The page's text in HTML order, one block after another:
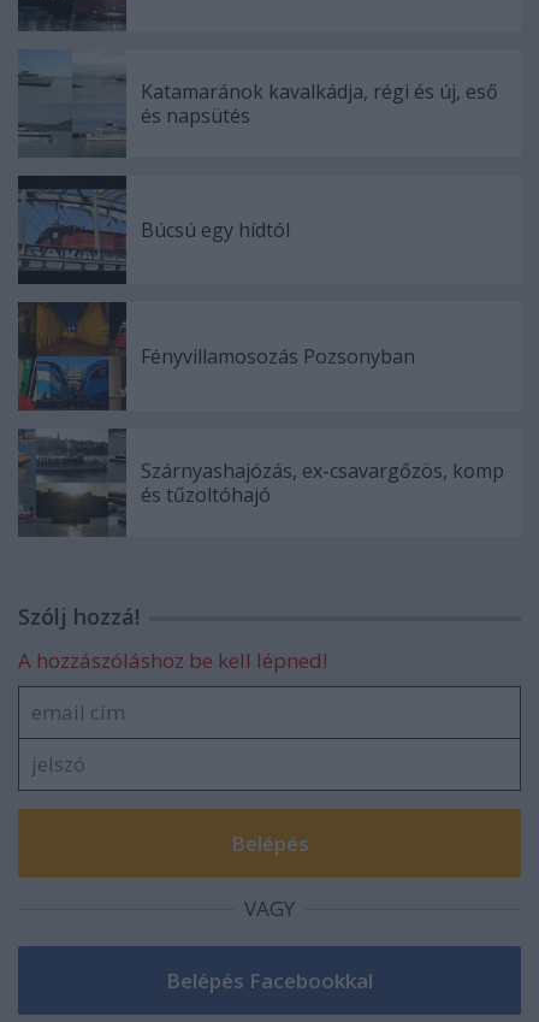
Katamaránok kavalkádja, régi és új, eső
és napsütés
Búcsú egy hídtól
Fényvillamosozás Pozsonyban
Szárnyashajózás, ex-csavargőzös, komp
és tűzoltóhajó
Szólj hozzá!
A hozzászóláshoz be kell lépned!
VAGY